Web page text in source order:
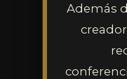
Además